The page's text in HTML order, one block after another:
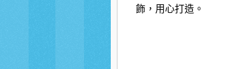
飾，用心打造。